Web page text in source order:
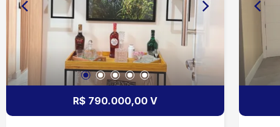
R$ 790.000,00 V